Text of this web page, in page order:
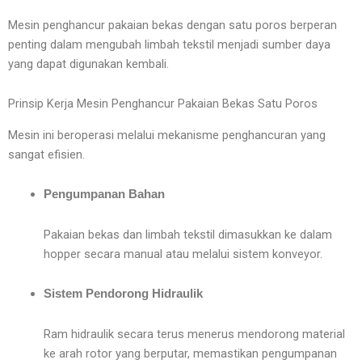
Mesin penghancur pakaian bekas dengan satu poros berperan
penting dalam mengubah limbah tekstil menjadi sumber daya
yang dapat digunakan kembali.
Prinsip Kerja Mesin Penghancur Pakaian Bekas Satu Poros
Mesin ini beroperasi melalui mekanisme penghancuran yang
sangat efisien.
Pengumpanan Bahan
Pakaian bekas dan limbah tekstil dimasukkan ke dalam
hopper secara manual atau melalui sistem konveyor.
Sistem Pendorong Hidraulik
Ram hidraulik secara terus menerus mendorong material
ke arah rotor yang berputar, memastikan pengumpanan